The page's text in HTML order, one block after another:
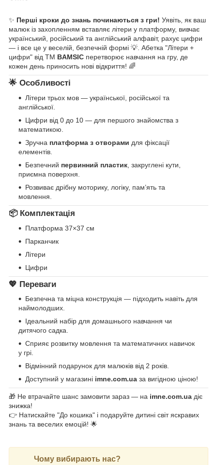
✨ Перші кроки до знань починаються з гри! Уявіть, як ваш
малюк із захопленням вставляє літери у платформу, вивчає
український, російський та англійський алфавіт, рахує цифри
— і все це у веселій, безпечній формі 💡. Абетка "Літери +
цифри" від ТМ BAMSIC перетворює навчання на гру, де
кожен день приносить нові відкриття! 🌈
🌟 Особливості
Літери трьох мов — української, російської та
англійської.
Цифри від 0 до 10 — для першого знайомства з
математикою.
Зручна платформа з отворами для фіксації
елементів.
Безпечний первинний пластик , закруглені кути,
приємна поверхня.
Розвиває дрібну моторику, логіку, пам’ять та
мовлення.
📦 Комплектація
Платформа 37×37 см
Парканчик
Літери
Цифри
💖 Переваги
Безпечна та міцна конструкція — підходить навіть для
наймолодших.
Ідеальний набір для домашнього навчання чи
дитячого садка.
Сприяє розвитку мовлення та математичних навичок
у грі.
Відмінний подарунок для малюків від 2 років.
Доступний у магазині imne.com.ua за вигідною ціною!
🎁 Не втрачайте шанс замовити зараз — на imne.com.ua діє
знижка!
👉 Натискайте "До кошика" і подаруйте дитині світ яскравих
знань та веселих емоцій! 🌟
Чому вибирають нас?